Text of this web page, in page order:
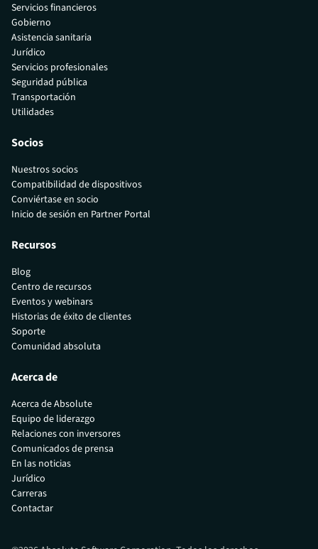
Servicios financieros
Gobierno
Asistencia sanitaria
Jurídico
Servicios profesionales
Seguridad pública
Transportación
Utilidades
Socios
Nuestros socios
Compatibilidad de dispositivos
Conviértase en socio
Inicio de sesión en Partner Portal
Recursos
Blog
Centro de recursos
Eventos y webinars
Historias de éxito de clientes
Soporte
Comunidad absoluta
Acerca de
Acerca de Absolute
Equipo de liderazgo
Relaciones con inversores
Comunicados de prensa
En las noticias
Jurídico
Carreras
Contactar